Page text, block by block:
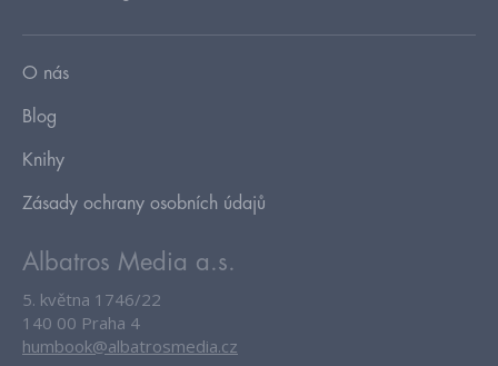
O nás
Blog
Knihy
Zásady ochrany osobních údajů
Albatros Media a.s.
5. května 1746/22
140 00 Praha 4
humbook@albatrosmedia.cz